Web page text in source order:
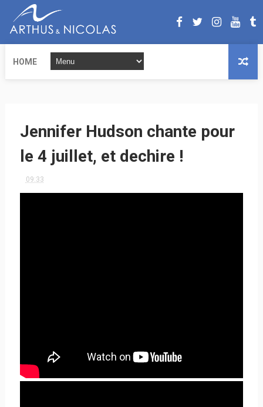
HOME
Jennifer Hudson chante pour
le 4 juillet, et dechire !
09:33